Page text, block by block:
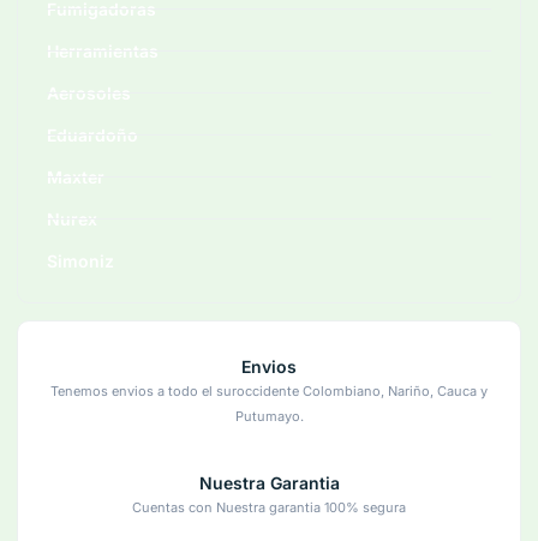
Envios
Tenemos envios a todo el suroccidente Colombiano, Nariño, Cauca y
Putumayo.
Nuestra Garantia
Cuentas con Nuestra garantia 100% segura